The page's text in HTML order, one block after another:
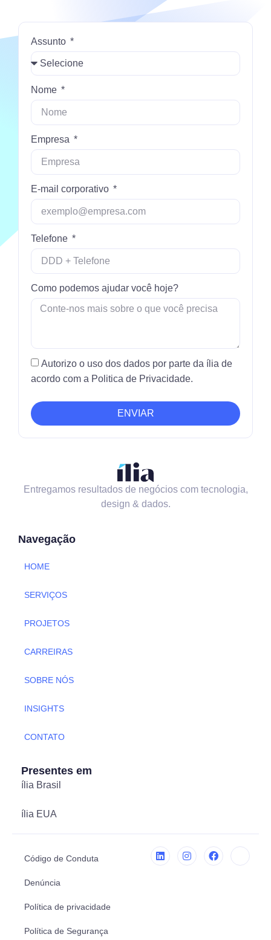
Assunto
Nome
Empresa
E-mail corporativo
Telefone
Como podemos ajudar você hoje?
Autorizo o uso dos dados por parte da ília de
acordo com a Politica de Privacidade.
ENVIAR
Entregamos resultados de negócios com tecnologia,
design & dados.
Navegação
HOME
SERVIÇOS
PROJETOS
CARREIRAS
SOBRE NÓS
INSIGHTS
CONTATO
Presentes em
ília Brasil
ília EUA
Código de Conduta
Denúncia
Política de privacidade
Política de Segurança